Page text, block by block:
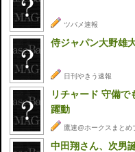
ツバメ速報
侍ジャパン大野雄
日刊やきう速報
リチャード 守備で
躍動
鷹速@ホークスまとめ
中田翔さん、次男